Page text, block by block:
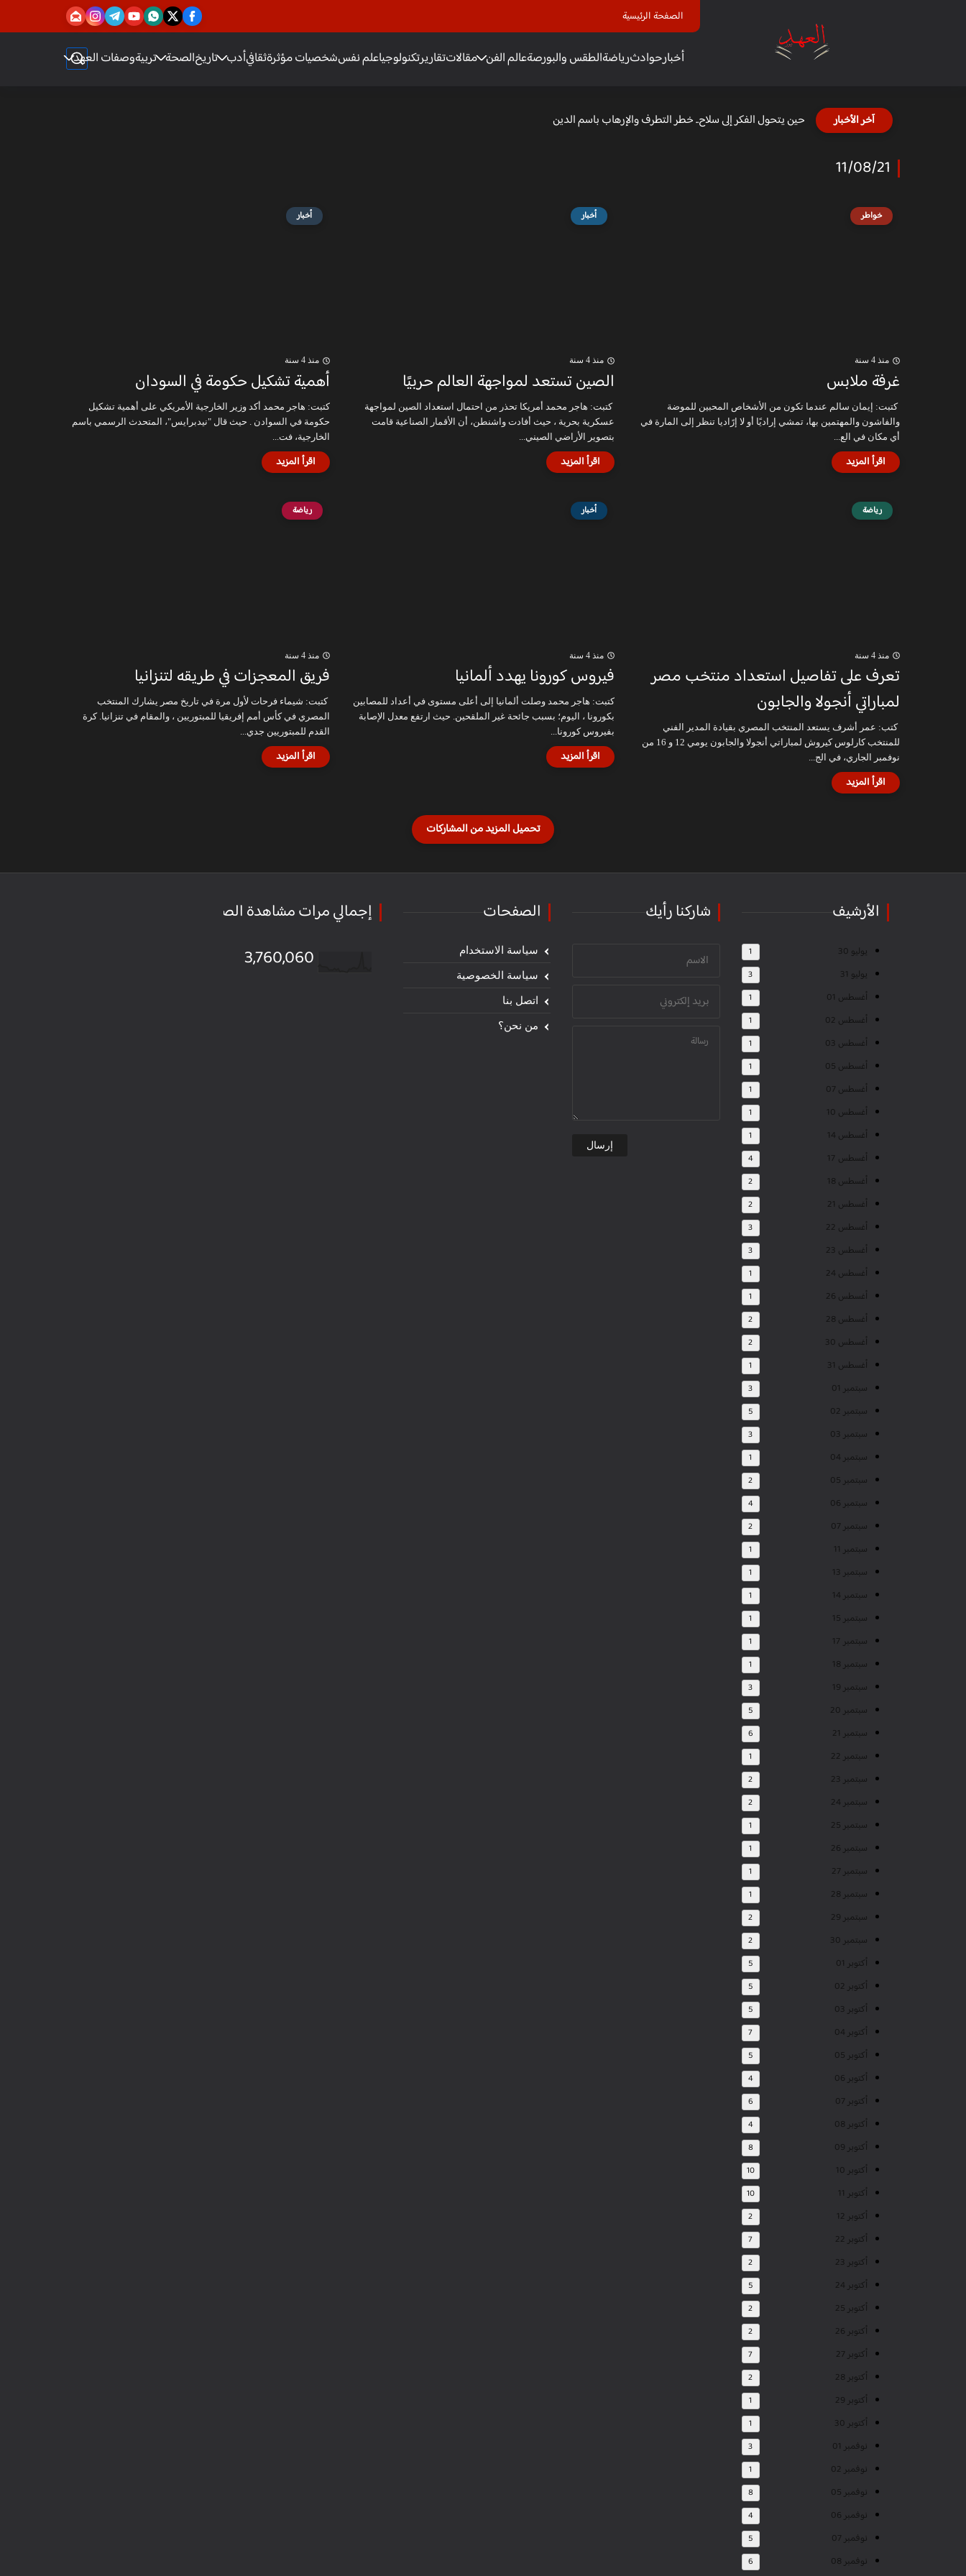
الصفحة الرئيسية
أخبارحوادثرياضةالطقس والبورصةعالم الفن مقالاتتقاريرتكنولوجياعلم نفسشخصيات مؤثرةثقافيأدب تاريخالصحة تربيةوصفات العهد
آخر الأخبار حين يتحول الفكر إلى سلاح.. خطر التطرف والإرهاب باسم الدين
11/08/21
خواطر
منذ 4 سنة
غرفة ملابس
كتبت: إيمان سالم عندما تكون من الأشخاص المحبين للموضة
والفاشون والمهتمين بها، تمشي إراديًا أو لا إرًاديا تنظر إلى المارة في
أي مكان في الع...
أخبار
منذ 4 سنة
الصين تستعد لمواجهة العالم حربيًا
كتبت: هاجر محمد أمريكا تحذر من احتمال استعداد الصين لمواجهة
عسكرية بحرية ، حيث أفادت واشنطن، أن الأقمار الصناعية قامت
بتصوير الأراضي الصيني...
أخبار
منذ 4 سنة
أهمية تشكيل حكومة في السودان
كتبت: هاجر محمد أكد وزير الخارجية الأمريكي على أهمية تشكيل
حكومة في السوادن . حيث قال "نيدبرايس"، المتحدث الرسمي باسم
الخارجية، فت...
رياضة
منذ 4 سنة
تعرف على تفاصيل استعداد منتخب مصر
لمباراتي أنجولا والجابون
كتب: عمر أشرف يستعد المنتخب المصري بقيادة المدير الفني
للمنتخب كارلوس كيروش لمباراتي أنجولا والجابون يومي 12 و 16 من
نوفمبر الجاري، في الج...
أخبار
منذ 4 سنة
فيروس كورونا يهدد ألمانيا
كتبت: هاجر محمد وصلت ألمانيا إلى أعلى مستوى في أعداد للمصابين
بكورونا ، اليوم؛ بسبب جائحة غير الملقحين. حيث ارتفع معدل الإصابة
بفيروس كورونا...
رياضة
منذ 4 سنة
فريق المعجزات في طريقه لتنزانيا
كتبت: شيماء فرحات لأول مرة في تاريخ مصر يشارك المنتخب
المصري في كأس أمم إفريقيا للمبتوريين ، والمقام في تنزانيا. كرة
القدم للمبتوريين جدي...
الأرشيف
يوليو 30 1
يوليو 31 3
أغسطس 01 1
أغسطس 02 1
أغسطس 03 1
أغسطس 05 1
أغسطس 07 1
أغسطس 10 1
أغسطس 14 1
أغسطس 17 4
أغسطس 18 2
أغسطس 21 2
أغسطس 22 3
أغسطس 23 3
أغسطس 24 1
أغسطس 26 1
أغسطس 28 2
أغسطس 30 2
أغسطس 31 1
سبتمبر 01 3
سبتمبر 02 5
سبتمبر 03 3
سبتمبر 04 1
سبتمبر 05 2
سبتمبر 06 4
سبتمبر 07 2
سبتمبر 11 1
سبتمبر 13 1
سبتمبر 14 1
سبتمبر 15 1
سبتمبر 17 1
سبتمبر 18 1
سبتمبر 19 3
سبتمبر 20 5
سبتمبر 21 6
سبتمبر 22 1
سبتمبر 23 2
سبتمبر 24 2
سبتمبر 25 1
سبتمبر 26 1
سبتمبر 27 1
سبتمبر 28 1
سبتمبر 29 2
سبتمبر 30 2
أكتوبر 01 5
أكتوبر 02 5
أكتوبر 03 5
أكتوبر 04 7
أكتوبر 05 5
أكتوبر 06 4
أكتوبر 07 6
أكتوبر 08 4
أكتوبر 09 8
أكتوبر 10 10
أكتوبر 11 10
أكتوبر 12 2
أكتوبر 22 7
أكتوبر 23 2
أكتوبر 24 5
أكتوبر 25 2
أكتوبر 26 2
أكتوبر 27 7
أكتوبر 28 2
أكتوبر 29 1
أكتوبر 30 1
نوفمبر 01 3
نوفمبر 02 1
نوفمبر 05 8
نوفمبر 06 4
نوفمبر 07 5
نوفمبر 08 6
شاركنا رأيك الصفحات
سياسة الاستخدام
سياسة الخصوصية
اتصل بنا
من نحن؟
إجمالي مرات مشاهدة الصفحة
3,760,060